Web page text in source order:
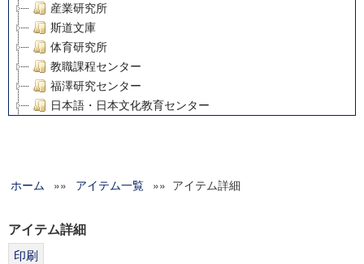
産業研究所
斯道文庫
体育研究所
教職課程センター
福澤研究センター
日本語・日本文化教育センター
グローバルリサーチインスティテュート
科学研究費補助金研究成果報告書
ホーム »» アイテム一覧 »» アイテム詳細
アイテム詳細